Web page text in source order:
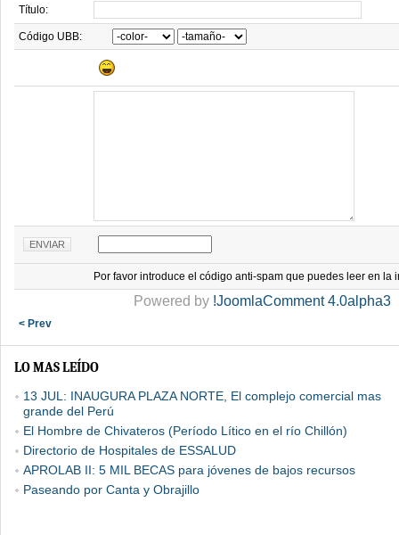
Título:
Código UBB:
Por favor introduce el código anti-spam que puedes leer en la
Powered by !JoomlaComment 4.0alpha3
< Prev
LO MAS LEÍDO
13 JUL: INAUGURA PLAZA NORTE, El complejo comercial mas
grande del Perú
El Hombre de Chivateros (Período Lítico en el río Chillón)
Directorio de Hospitales de ESSALUD
APROLAB II: 5 MIL BECAS para jóvenes de bajos recursos
Paseando por Canta y Obrajillo